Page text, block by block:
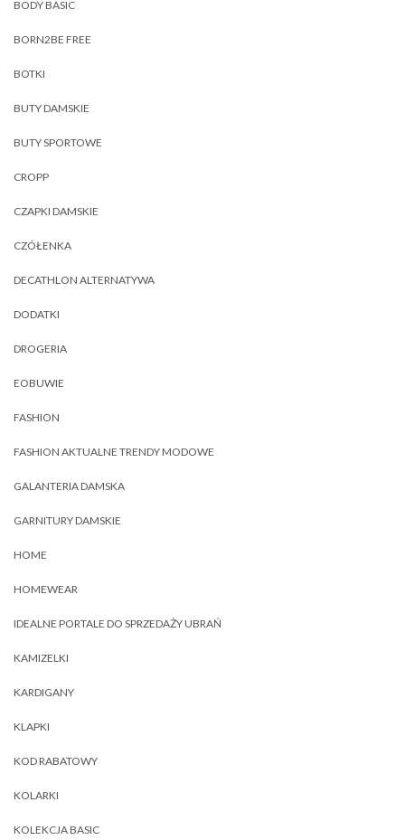
BODY BASIC
BORN2BE FREE
BOTKI
BUTY DAMSKIE
BUTY SPORTOWE
CROPP
CZAPKI DAMSKIE
CZÓŁENKA
DECATHLON ALTERNATYWA
DODATKI
DROGERIA
EOBUWIE
FASHION
FASHION AKTUALNE TRENDY MODOWE
GALANTERIA DAMSKA
GARNITURY DAMSKIE
HOME
HOMEWEAR
IDEALNE PORTALE DO SPRZEDAŻY UBRAŃ
KAMIZELKI
KARDIGANY
KLAPKI
KOD RABATOWY
KOLARKI
KOLEKCJA BASIC